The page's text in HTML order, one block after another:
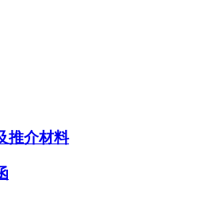
推介材料